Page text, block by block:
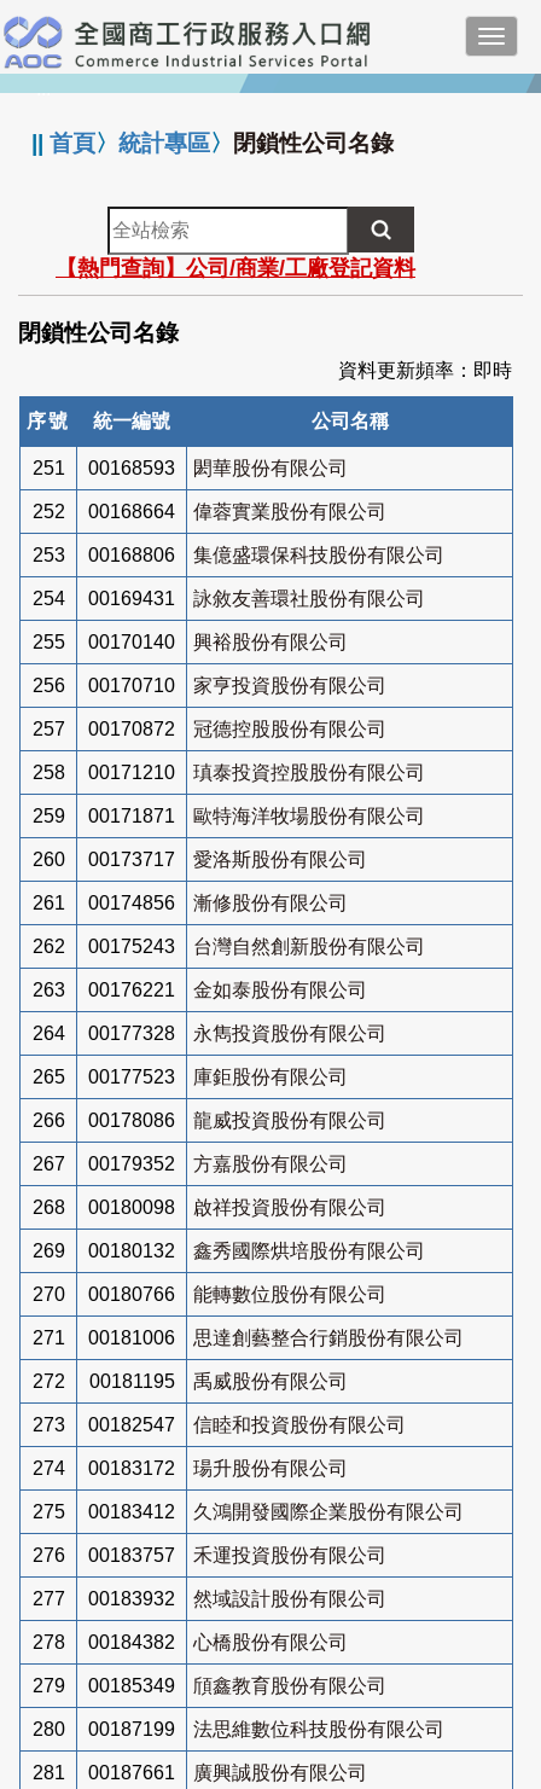
跳
到
主
要
:::
||首頁〉統計專區〉 閉鎖性公司名錄
全
站
檢
索
【熱門查詢】公司/商業/工廠登記資料
閉鎖性公司名錄
資料更新頻率：即時
序號 統一編號 公司名稱
251 00168593 閎華股份有限公司
252 00168664 偉蓉實業股份有限公司
253 00168806 集億盛環保科技股份有限公司
254 00169431 詠敘友善環社股份有限公司
255 00170140 興裕股份有限公司
256 00170710 家亨投資股份有限公司
257 00170872 冠德控股股份有限公司
258 00171210 瑱泰投資控股股份有限公司
259 00171871 歐特海洋牧場股份有限公司
260 00173717 愛洛斯股份有限公司
261 00174856 漸修股份有限公司
262 00175243 台灣自然創新股份有限公司
263 00176221 金如泰股份有限公司
264 00177328 永雋投資股份有限公司
265 00177523 庫鉅股份有限公司
266 00178086 龍威投資股份有限公司
267 00179352 方嘉股份有限公司
268 00180098 啟祥投資股份有限公司
269 00180132 鑫秀國際烘培股份有限公司
270 00180766 能轉數位股份有限公司
271 00181006 思達創藝整合行銷股份有限公司
272 00181195 禹威股份有限公司
273 00182547 信睦和投資股份有限公司
274 00183172 瑒升股份有限公司
275 00183412 久鴻開發國際企業股份有限公司
276 00183757 禾運投資股份有限公司
277 00183932 然域設計股份有限公司
278 00184382 心橋股份有限公司
279 00185349 頎鑫教育股份有限公司
280 00187199 法思維數位科技股份有限公司
281 00187661 廣興誠股份有限公司